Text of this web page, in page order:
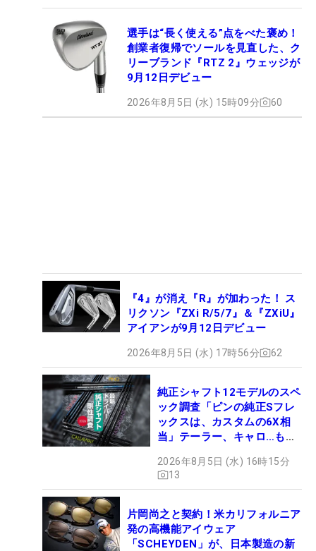
選手は“長く使える”点をべた褒め！
創業者復帰でソールを見直した、ク
リーブランド『RTZ 2』ウェッジが
9月12日デビュー
2026年8月5日 (水) 15時09分 60
『4』が消え『R』が加わった！ ス
リクソン『ZXi R/5/7』＆『ZXiU』
アイアンが9月12日デビュー
2026年8月5日 (水) 17時56分 62
純正シャフト12モデルのスペ
ック調査「ピンの純正Sフレ
ックスは、カスタムの6X相
当」テーラー、キャロ…もチ
2026年8月5日 (水) 16時15分
13
片岡尚之と契約！米カリフォルニア
発の高機能アイウェア
「SCHEYDEN」が、日本製造の新